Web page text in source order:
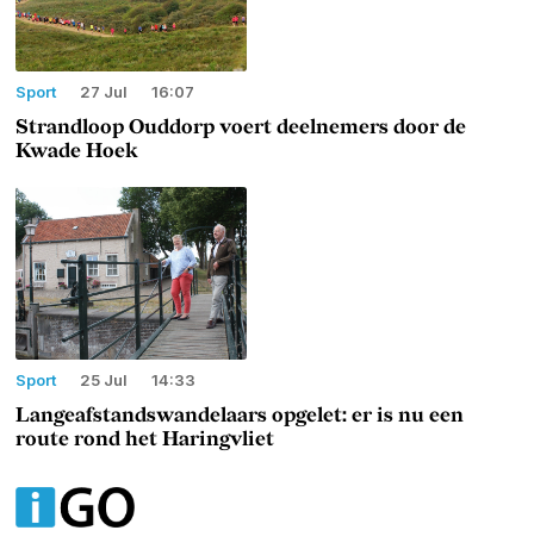
Sport 27 Jul 16:07
Strandloop Ouddorp voert deelnemers door de
Kwade Hoek
Sport 25 Jul 14:33
Langeafstandswandelaars opgelet: er is nu een
route rond het Haringvliet